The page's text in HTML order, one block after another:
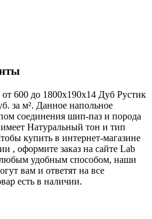
600 до 1800х190х14 Дуб Рустик
за м². Данное напольное
соединения шип-паз и порода
Натуральный тон и тип
купить в интернет-магазине
, оформите заказ на сайте Lab
удобным способом, наши
вам и ответят на все
есть в наличии.